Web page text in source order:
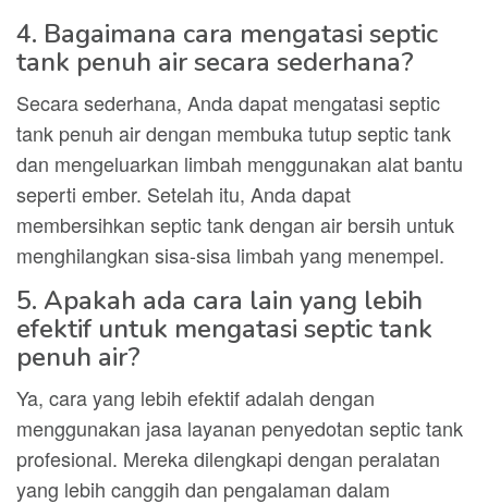
4. Bagaimana cara mengatasi septic
tank penuh air secara sederhana?
Secara sederhana, Anda dapat mengatasi septic
tank penuh air dengan membuka tutup septic tank
dan mengeluarkan limbah menggunakan alat bantu
seperti ember. Setelah itu, Anda dapat
membersihkan septic tank dengan air bersih untuk
menghilangkan sisa-sisa limbah yang menempel.
5. Apakah ada cara lain yang lebih
efektif untuk mengatasi septic tank
penuh air?
Ya, cara yang lebih efektif adalah dengan
menggunakan jasa layanan penyedotan septic tank
profesional. Mereka dilengkapi dengan peralatan
yang lebih canggih dan pengalaman dalam